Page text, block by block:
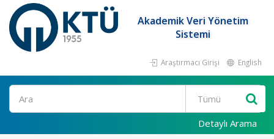
Akademik Veri Yönetim
Sistemi
Araştırmacı Girişi English
Ara
Detaylı Arama